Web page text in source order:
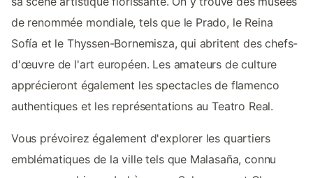
de renommée mondiale, tels que le Prado, le Reina
Sofía et le Thyssen-Bornemisza, qui abritent des chefs-
d'œuvre de l'art européen. Les amateurs de culture
apprécieront également les spectacles de flamenco
authentiques et les représentations au Teatro Real.
Vous prévoirez également d'explorer les quartiers
emblématiques de la ville tels que Malasaña, connu